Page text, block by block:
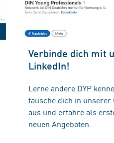
Verbinde dich mit
LinkedIn!
Lerne andere DYP
tausche dich in unserer
aus und erfahre als
neuen Angeboten.